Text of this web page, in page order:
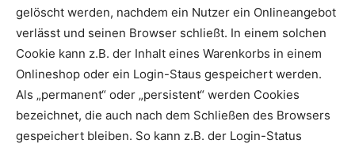
gelöscht werden, nachdem ein Nutzer ein Onlineangebot
verlässt und seinen Browser schließt. In einem solchen
Cookie kann z.B. der Inhalt eines Warenkorbs in einem
Onlineshop oder ein Login-Staus gespeichert werden.
Als „permanent“ oder „persistent“ werden Cookies
bezeichnet, die auch nach dem Schließen des Browsers
gespeichert bleiben. So kann z.B. der Login-Status